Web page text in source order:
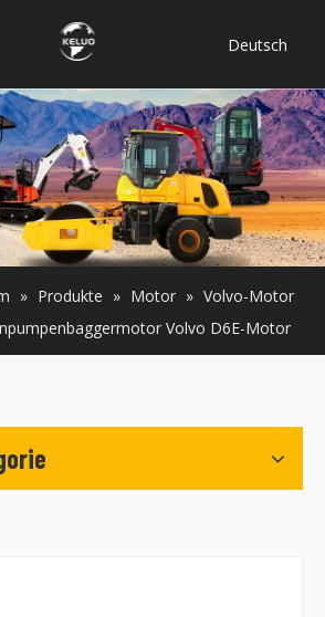
Deutsch
Bahasa
indonesia
Türk dili
ไทย
Italiano
Português
Español
Pусский
» Produkte » Motor » Volvo-Motor
Volvo D6E-Motor